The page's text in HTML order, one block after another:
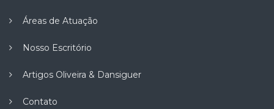
Áreas de Atuação
Nosso Escritório
Artigos Oliveira & Dansiguer
Contato